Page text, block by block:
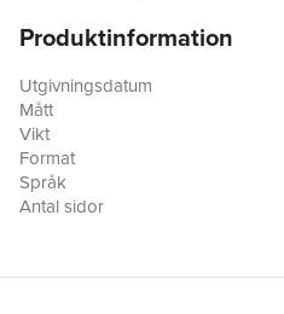
Boken används på juristlinjen
yrkesmässigt använder det
Produktinformation
Utgivningsdatum
Mått
Vikt
Format
Språk
Antal sidor
ISBN